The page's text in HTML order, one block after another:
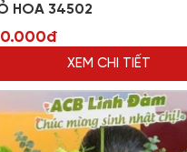
HOA 34502
XEM CHI TIẾT